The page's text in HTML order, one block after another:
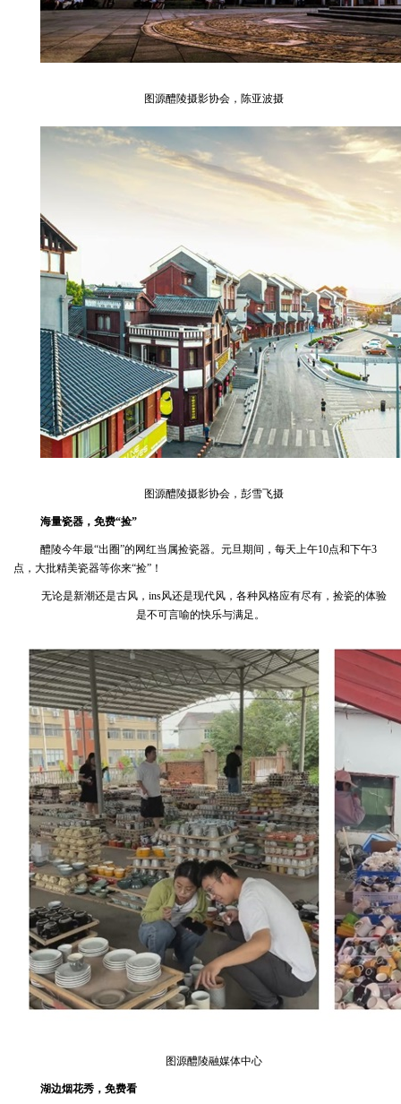
图源醴陵摄影协会，陈亚波摄
图源醴陵摄影协会，彭雪飞摄
海量瓷器，免费“捡”
醴陵今年最“出圈”的网红当属捡瓷器。元旦期间，每天上午10点和下午3
点，大批精美瓷器等你来“捡”！
无论是新潮还是古风，ins风还是现代风，各种风格应有尽有，捡瓷的体验
是不可言喻的快乐与满足。
图源醴陵融媒体中心
湖边烟花秀，免费看